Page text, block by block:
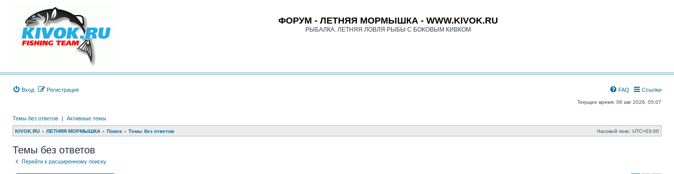
ФОРУМ - ЛЕТНЯЯ МОРМЫШКА - WWW.KIVOK.RU
РЫБАЛКА. ЛЕТНЯЯ ЛОВЛЯ РЫБЫ С БОКОВЫМ КИВКОМ
Вход Регистрация Ссылки
FAQ
Текущее время: 06 авг 2026, 05:07
Темы без ответов | Активные темы
KIVOK.RU ЛЕТНЯЯ МОРМЫШКА Поиск Темы без ответов Часовой пояс: UTC+03:00
Темы без ответов
Перейти к расширенному поиску